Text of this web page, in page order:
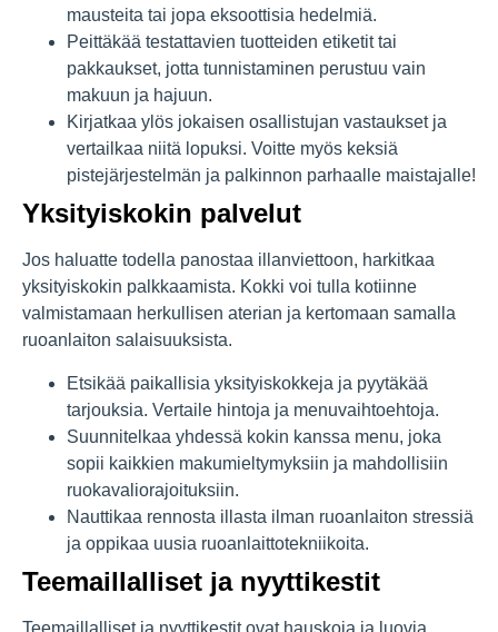
mausteita tai jopa eksoottisia hedelmiä.
Peittäkää testattavien tuotteiden etiketit tai
pakkaukset, jotta tunnistaminen perustuu vain
makuun ja hajuun.
Kirjatkaa ylös jokaisen osallistujan vastaukset ja
vertailkaa niitä lopuksi. Voitte myös keksiä
pistejärjestelmän ja palkinnon parhaalle maistajalle!
Yksityiskokin palvelut
Jos haluatte todella panostaa illanviettoon, harkitkaa
yksityiskokin palkkaamista. Kokki voi tulla kotiinne
valmistamaan herkullisen aterian ja kertomaan samalla
ruoanlaiton salaisuuksista.
Etsikää paikallisia yksityiskokkeja ja pyytäkää
tarjouksia. Vertaile hintoja ja menuvaihtoehtoja.
Suunnitelkaa yhdessä kokin kanssa menu, joka
sopii kaikkien makumieltymyksiin ja mahdollisiin
ruokavaliorajoituksiin.
Nauttikaa rennosta illasta ilman ruoanlaiton stressiä
ja oppikaa uusia ruoanlaittotekniikoita.
Teemaillalliset ja nyyttikestit
Teemaillalliset ja nyyttikestit ovat hauskoja ja luovia